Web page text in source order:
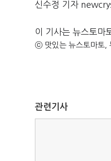
신수정 기자
이 기사는 뉴스토마
ⓒ 맛있는 뉴스토마토,
관련기사